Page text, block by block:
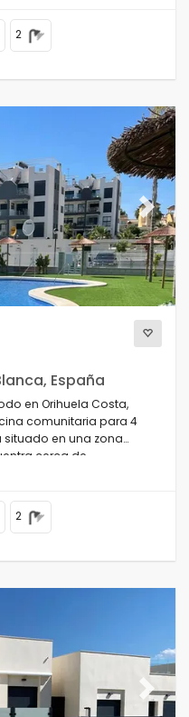
2
Next
España
en Orihuela Costa,
comunitaria para 4
en una zona
cerca de
2
Next